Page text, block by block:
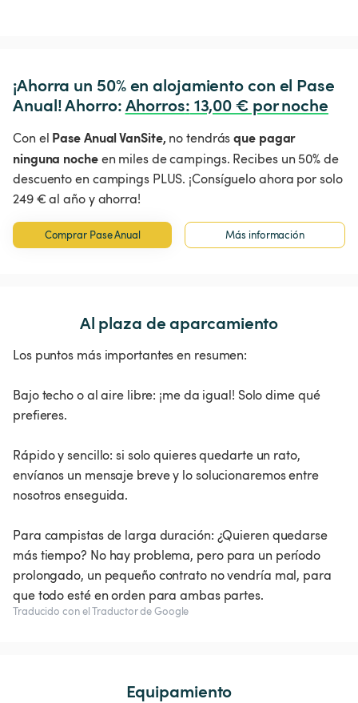
¡Ahorra un 50% en alojamiento con el Pase
Anual! Ahorro: Ahorros: 13,00 € por noche
Con el Pase Anual VanSite, no tendrásque pagar
ninguna nocheen miles de campings. Recibes un 50% de
descuento en campings PLUS. ¡Consíguelo ahora por solo
249 € al año y ahorra!
Comprar Pase Anual Más información
Al plaza de aparcamiento
Los puntos más importantes en resumen:
Bajo techo o al aire libre: ¡me da igual! Solo dime qué
prefieres.
Rápido y sencillo: si solo quieres quedarte un rato,
envíanos un mensaje breve y lo solucionaremos entre
nosotros enseguida.
Para campistas de larga duración: ¿Quieren quedarse
más tiempo? No hay problema, pero para un período
prolongado, un pequeño contrato no vendría mal, para
que todo esté en orden para ambas partes.
Traducido con el Traductor de Google
Equipamiento